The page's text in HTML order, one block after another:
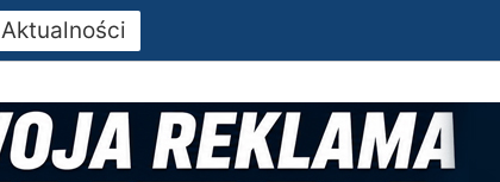
Aktualności